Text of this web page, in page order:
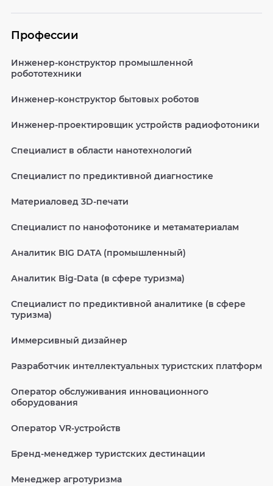
Профессии
Инженер-конструктор промышленной
робототехники
Инженер-конструктор бытовых роботов
Инженер-проектировщик устройств радиофотоники
Специалист в области нанотехнологий
Специалист по предиктивной диагностике
Материаловед 3D-печати
Специалист по нанофотонике и метаматериалам
Аналитик BIG DATA (промышленный)
Аналитик Big-Data (в сфере туризма)
Специалист по предиктивной аналитике (в сфере
туризма)
Иммерсивный дизайнер
Разработчик интеллектуальных туристских платформ
Оператор обслуживания инновационного
оборудования
Оператор VR-устройств
Бренд-менеджер туристских дестинации
Менеджер агротуризма